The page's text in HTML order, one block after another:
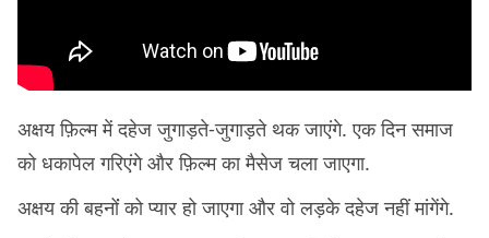
अक्षय फ़िल्म में दहेज जुगाड़ते-जुगाड़ते थक जाएंगे. एक दिन समाज
को धकापेल गरिएंगे और फ़िल्म का मैसेज चला जाएगा.
अक्षय की बहनोंं को प्यार हो जाएगा और वो लड़के दहेज नहीं मांगेंगे.